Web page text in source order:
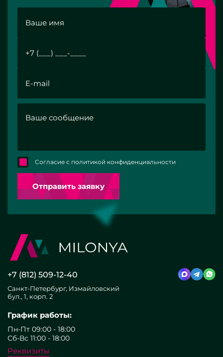
Согласие с политикой конфиденциальности
Отправить заявку
+7 (812) 509-12-40
Санкт-Петербург, Измайловский
бул., 1, корп. 2
График работы:
Пн-Пт 09:00 - 18:00
Сб-Вс 11:00 - 18:00
Реквизиты